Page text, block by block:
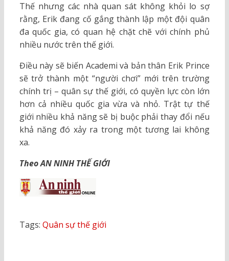
Thế nhưng các nhà quan sát không khỏi lo sợ
rằng, Erik đang cố gắng thành lập một đội quân
đa quốc gia, có quan hệ chặt chẽ với chính phủ
nhiều nước trên thế giới.
Điều này sẽ biến Academi và bản thân Erik Prince
sẽ trở thành một “người chơi” mới trên trường
chính trị – quân sự thế giới, có quyền lực còn lớn
hơn cả nhiều quốc gia vừa và nhỏ. Trật tự thế
giới nhiều khả năng sẽ bị buộc phải thay đổi nếu
khả năng đó xảy ra trong một tương lai không
xa.
Theo AN NINH THẾ GIỚI
Tags: Quân sự thế giới